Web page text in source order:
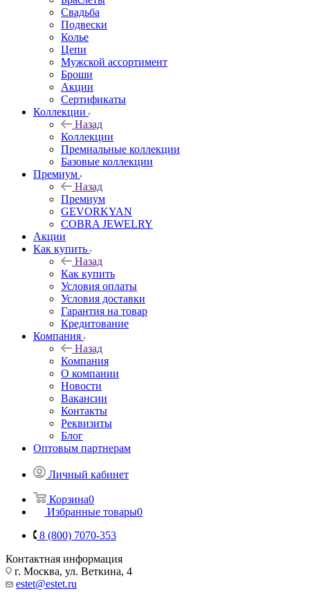
Свадьба
Подвески
Колье
Цепи
Мужской ассортимент
Броши
Акции
Сертификаты
Коллекции
Назад
Коллекции
Премиальные коллекции
Базовые коллекции
Премиум
Назад
Премиум
GEVORKYAN
COBRA JEWELRY
Акции
Как купить
Назад
Как купить
Условия оплаты
Условия доставки
Гарантия на товар
Кредитование
Компания
Назад
Компания
О компании
Новости
Вакансии
Контакты
Реквизиты
Блог
Оптовым партнерам
Личный кабинет
Корзина0
Избранные товары0
8 (800) 7070-353
Контактная информация
г. Москва, ул. Веткина, 4
estet@estet.ru